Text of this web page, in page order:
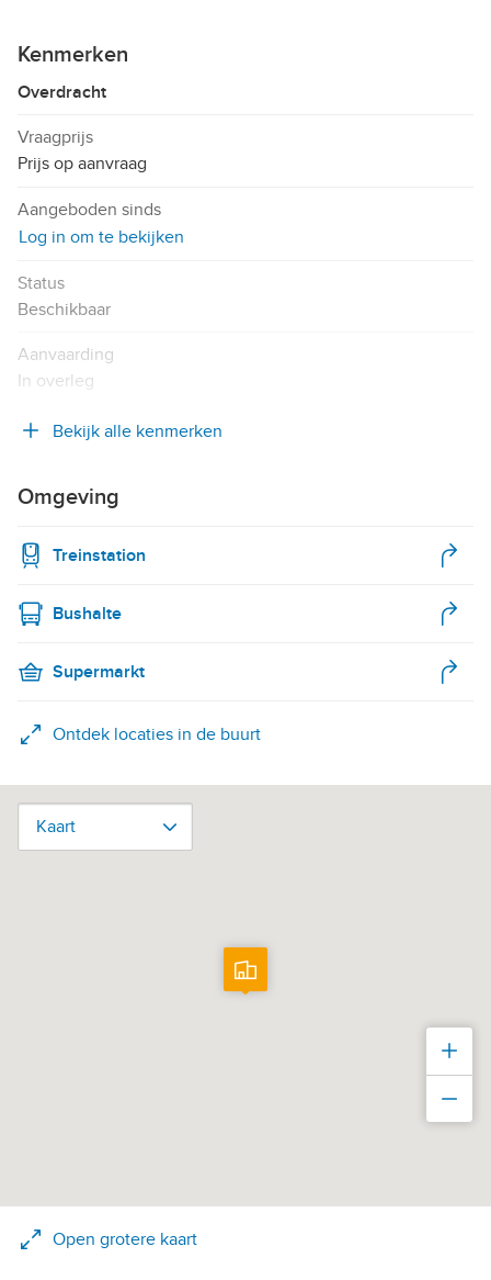
Kenmerken
Overdracht
Vraagprijs
Prijs op aanvraag
Aangeboden sinds
Log in om te bekijken
Status
Beschikbaar
Aanvaarding
In overleg
Bekijk alle kenmerken
Omgeving
Treinstation
Bushalte
Supermarkt
Ontdek locaties in de buurt
Kaart
Kaart
Open grotere kaart